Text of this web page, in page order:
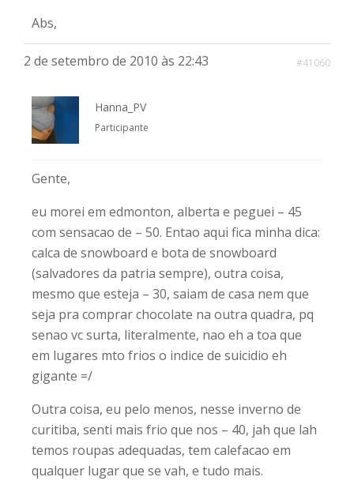
Abs,
2 de setembro de 2010 às 22:43 #41060
Hanna_PV
Participante
Gente,
eu morei em edmonton, alberta e peguei – 45
com sensacao de – 50. Entao aqui fica minha dica:
calca de snowboard e bota de snowboard
(salvadores da patria sempre), outra coisa,
mesmo que esteja – 30, saiam de casa nem que
seja pra comprar chocolate na outra quadra, pq
senao vc surta, literalmente, nao eh a toa que
em lugares mto frios o indice de suicidio eh
gigante =/
Outra coisa, eu pelo menos, nesse inverno de
curitiba, senti mais frio que nos – 40, jah que lah
temos roupas adequadas, tem calefacao em
qualquer lugar que se vah, e tudo mais.